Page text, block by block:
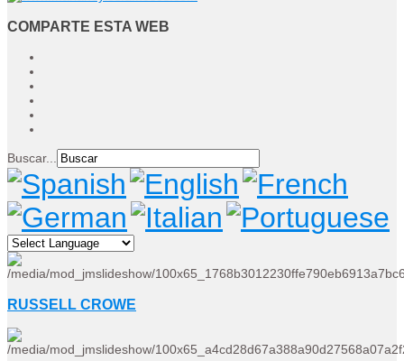
COMPARTE ESTA WEB
Buscar...
RUSSELL CROWE